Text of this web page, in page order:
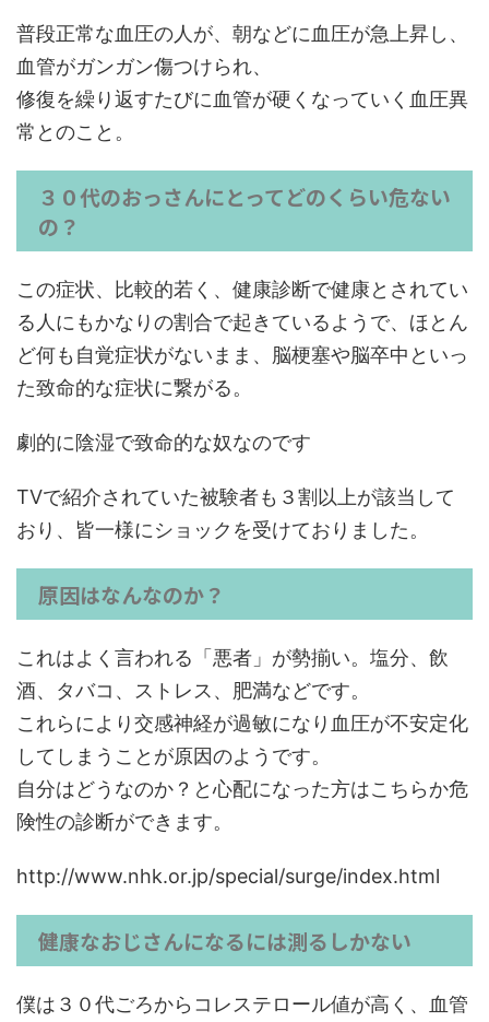
普段正常な血圧の人が、朝などに血圧が急上昇し、
血管がガンガン傷つけられ、
修復を繰り返すたびに血管が硬くなっていく血圧異
常とのこと。
３０代のおっさんにとってどのくらい危ない
の？
この症状、比較的若く、健康診断で健康とされてい
る人にもかなりの割合で起きているようで、ほとん
ど何も自覚症状がないまま、脳梗塞や脳卒中といっ
た致命的な症状に繋がる。
劇的に陰湿で致命的な奴なのです
TVで紹介されていた被験者も３割以上が該当して
おり、皆一様にショックを受けておりました。
原因はなんなのか？
これはよく言われる「悪者」が勢揃い。塩分、飲
酒、タバコ、ストレス、肥満などです。
これらにより交感神経が過敏になり血圧が不安定化
してしまうことが原因のようです。
自分はどうなのか？と心配になった方はこちらか危
険性の診断ができます。
http://www.nhk.or.jp/special/surge/index.html
健康なおじさんになるには測るしかない
僕は３０代ごろからコレステロール値が高く、血管